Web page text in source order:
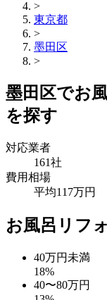
>
東京都
>
墨田区
>
墨田区でお
を探す
対応業者
161社
費用相場
平均117万円
お風呂リフ
40万円未満
18%
40〜80万円